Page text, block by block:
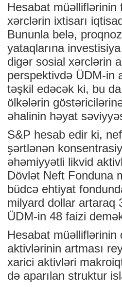
Hesabat müəlliflərinin
xərclərin ixtisarı
Bununla belə,
yataqlarına
digər sosial xərclərin
perspektivdə ÜDM-in
təşkil edəcək ki, bu
ölkələrin
əhalinin həyat
S&P hesab edir ki,
şərtlənən
əhəmiyyətli likvid
Dövlət Neft Fonduna
büdcə ehtiyat
milyard dollar artaraq
ÜDM-in 48 faizi
Hesabat
aktivlərinin artması
xarici aktivləri
də aparılan struktur